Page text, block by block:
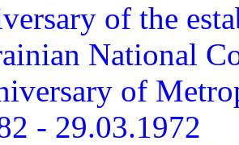
of the
National
of
- 29.03.1972